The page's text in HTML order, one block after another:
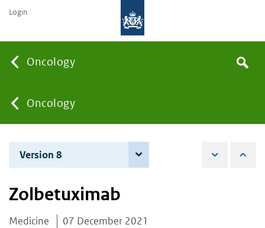
Oncology
You
are
here:
Oncology
the
Search
Login
Version 8
Zolbetuximab
Medicine 07 December 2021